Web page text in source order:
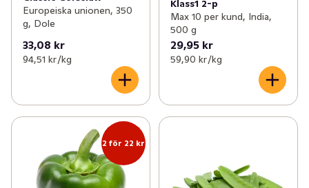
Europeiska unionen, 350
g, Dole
33,08 kr
94,51 kr /kg
Klass1 2-p
Max 10 per kund, India,
500 g
29,95 kr
59,90 kr /kg
2 för 22 kr